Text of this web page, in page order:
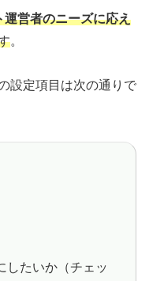
運営者のニーズに応え
。
設定項目は次の通りで
したいか（チェッ